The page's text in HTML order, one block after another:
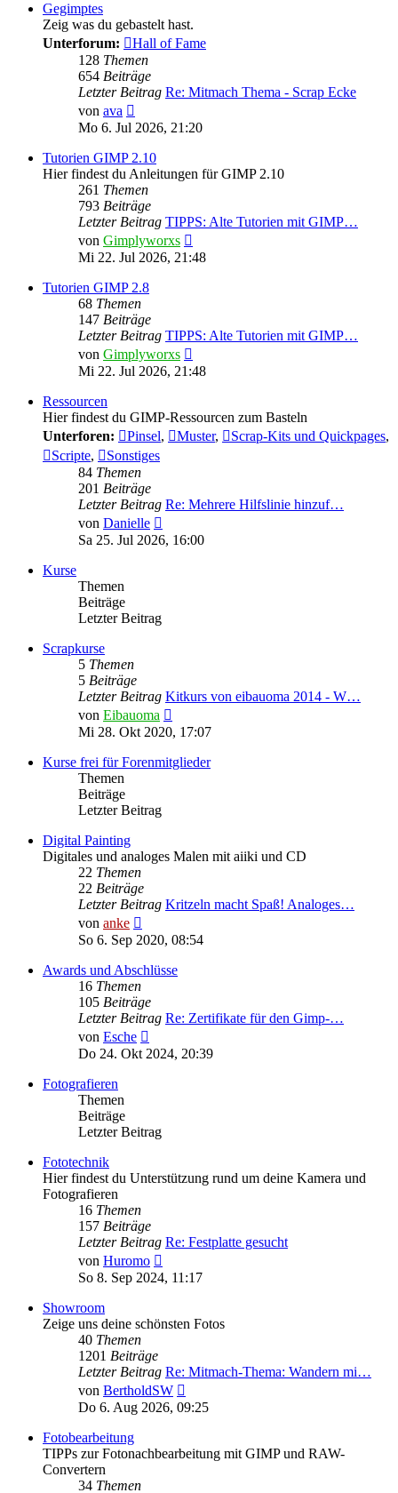
Gegimptes
Zeig was du gebastelt hast.
Unterforum:
Hall of Fame
128 Themen
654 Beiträge
Letzter Beitrag Re: Mitmach Thema - Scrap Ecke
von ava
Beitrag
Mo 6. Jul 2026, 21:20
Tutorien GIMP 2.10
Hier findest du Anleitungen für GIMP 2.10
261 Themen
793 Beiträge
Letzter Beitrag TIPPS: Alte Tutorien mit GIMP…
von Gimplyworxs
Beitrag
Mi 22. Jul 2026, 21:48
Tutorien GIMP 2.8
68 Themen
147 Beiträge
Letzter Beitrag TIPPS: Alte Tutorien mit GIMP…
von Gimplyworxs
Beitrag
Mi 22. Jul 2026, 21:48
Ressourcen
Hier findest du GIMP-Ressourcen zum Basteln
Unterforen:
Pinsel, Muster, Scrap-Kits und Quickpages,
Scripte,
Sonstiges
84 Themen
201 Beiträge
Letzter Beitrag Re: Mehrere Hilfslinie hinzuf…
von Danielle
Beitrag
Sa 25. Jul 2026, 16:00
Kurse
Themen
Beiträge
Letzter Beitrag
Scrapkurse
5 Themen
5 Beiträge
Letzter Beitrag Kitkurs von eibauoma 2014 - W…
von Eibauoma
Beitrag
Mi 28. Okt 2020, 17:07
Kurse frei für Forenmitglieder
Themen
Beiträge
Letzter Beitrag
Digital Painting
Digitales und analoges Malen mit aiiki und CD
22 Themen
22 Beiträge
Letzter Beitrag Kritzeln macht Spaß! Analoges…
von anke
Beitrag
So 6. Sep 2020, 08:54
Awards und Abschlüsse
16 Themen
105 Beiträge
Letzter Beitrag Re: Zertifikate für den Gimp-…
von Esche
Beitrag
Do 24. Okt 2024, 20:39
Fotografieren
Themen
Beiträge
Letzter Beitrag
Fototechnik
Hier findest du Unterstützung rund um deine Kamera und
Fotografieren
16 Themen
157 Beiträge
Letzter Beitrag Re: Festplatte gesucht
von Huromo
Beitrag
So 8. Sep 2024, 11:17
Showroom
Zeige uns deine schönsten Fotos
40 Themen
1201 Beiträge
Letzter Beitrag Re: Mitmach-Thema: Wandern mi…
von BertholdSW
Beitrag
Do 6. Aug 2026, 09:25
Fotobearbeitung
TIPPs zur Fotonachbearbeitung mit GIMP und RAW-
Convertern
34 Themen